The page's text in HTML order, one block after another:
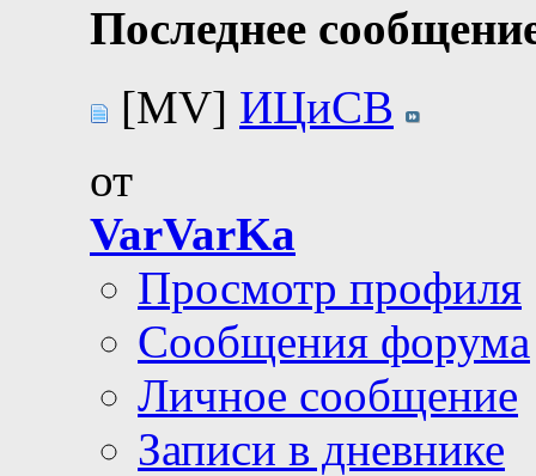
Последнее
[MV] ИЦиСВ
от
VarVarKa
Просмотр профиля
Сообщения форума
Личное сообщение
Записи в дневнике